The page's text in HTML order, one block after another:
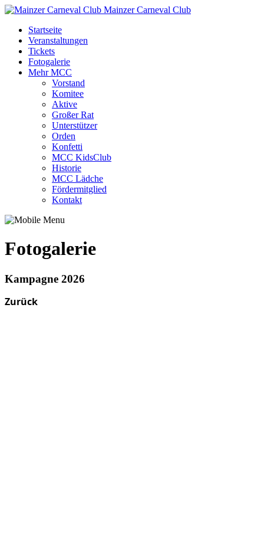
Mainzer Carneval Club
Startseite
Veranstaltungen
Tickets
Fotogalerie
Mehr MCC
Vorstand
Komitee
Aktive
Großer Rat
Unterstützer
Orden
Konfetti
MCC KidsClub
Historie
MCC Lädche
Fördermitglied
Kontakt
Fotogalerie
Kampagne 2026
Zurück